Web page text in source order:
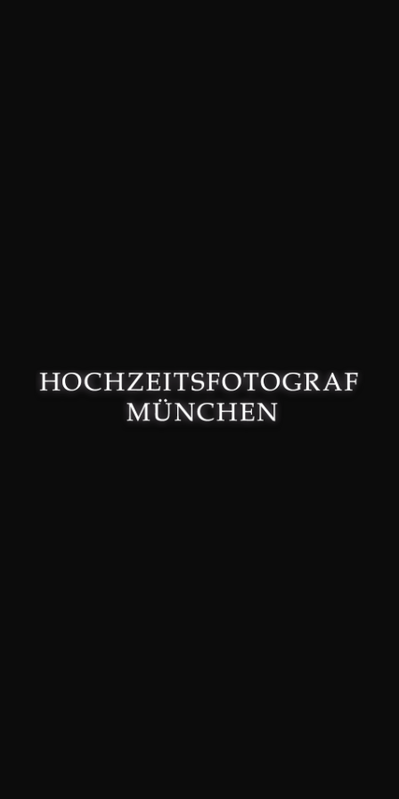
Datenschutzerklärung–Impressum
Made with 🤍 in München.